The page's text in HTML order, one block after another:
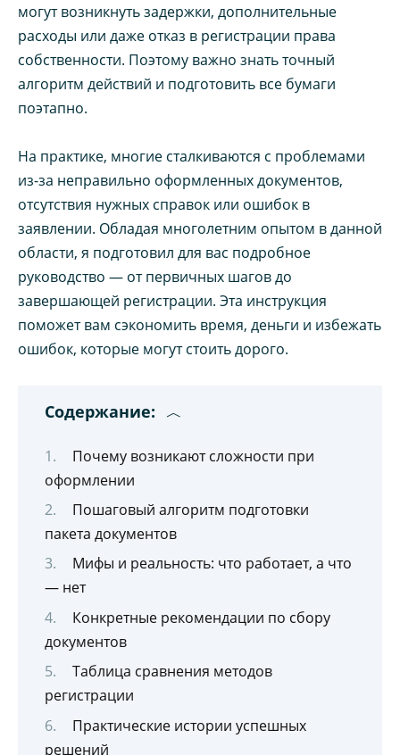
могут возникнуть задержки, дополнительные
расходы или даже отказ в регистрации права
собственности. Поэтому важно знать точный
алгоритм действий и подготовить все бумаги
поэтапно.
На практике, многие сталкиваются с проблемами
из-за неправильно оформленных документов,
отсутствия нужных справок или ошибок в
заявлении. Обладая многолетним опытом в данной
области, я подготовил для вас подробное
руководство — от первичных шагов до
завершающей регистрации. Эта инструкция
поможет вам сэкономить время, деньги и избежать
ошибок, которые могут стоить дорого.
Содержание:
Почему возникают сложности при
оформлении
Пошаговый алгоритм подготовки
пакета документов
Мифы и реальность: что работает, а что
— нет
Конкретные рекомендации по сбору
документов
Таблица сравнения методов
регистрации
Практические истории успешных
решений